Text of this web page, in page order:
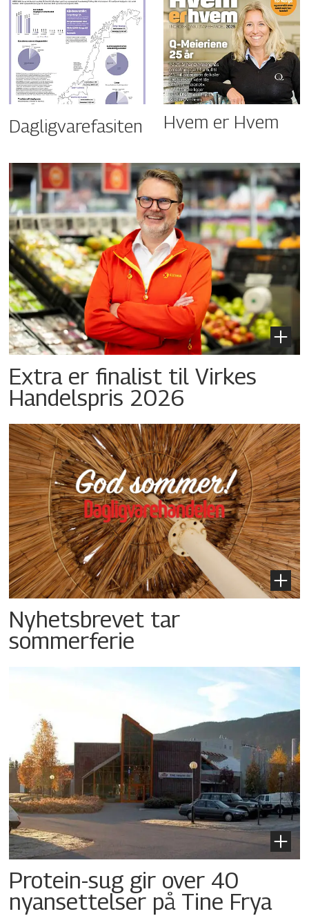
Dagligvarefasiten Hvem er Hvem
Extra er finalist til Virkes
Handelspris 2026
Nyhetsbrevet tar
sommerferie
Protein-sug gir over 40
nyansettelser på Tine Frya